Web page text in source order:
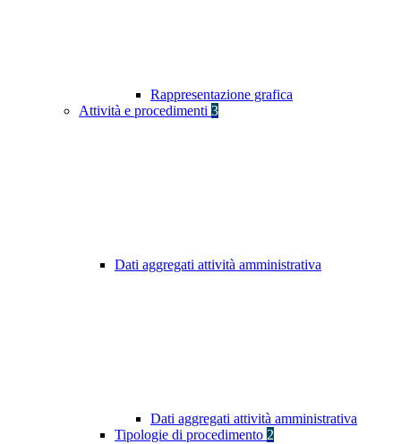
Rappresentazione grafica
Attività e procedimenti 3
Dati aggregati attività amministrativa
Dati aggregati attività amministrativa
Tipologie di procedimento 2